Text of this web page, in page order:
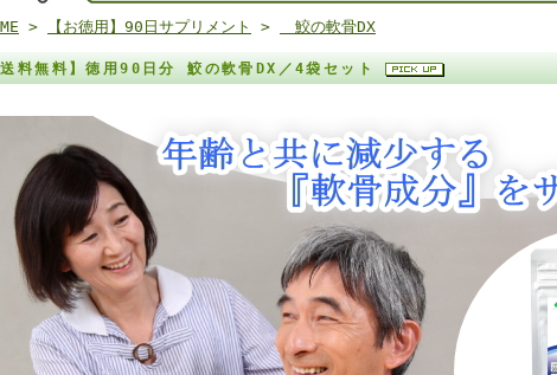
> 【お徳用】90日サプリメント > 鮫の軟骨DX
料無料】徳用90日分 鮫の軟骨DX／4袋セット